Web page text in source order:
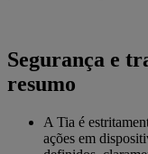
Segurança e
resumo
A Tia é
ações em